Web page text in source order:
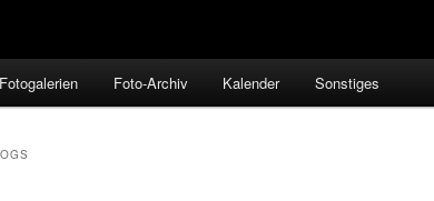
Fotogalerien Foto-Archiv Kalender Sonstiges